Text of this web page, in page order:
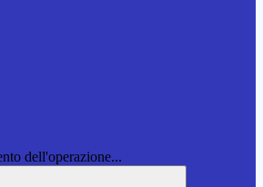
dell'operazione...